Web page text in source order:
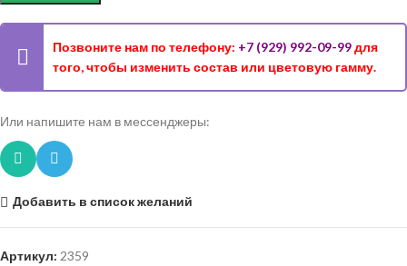
Позвоните нам по телефону: +7 (929) 992-09-99для
того, чтобы изменить состав или цветовую гамму.
Или напишите нам в мессенджеры:
Добавить в список желаний
Артикул: 2359